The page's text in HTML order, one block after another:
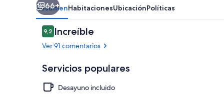
66+
ResumenHabitacionesUbicaciónPolíticas
Comentarios
9,29,2 de 10
Increíble
Ver 91 comentarios
Servicios populares
Desayuno incluido